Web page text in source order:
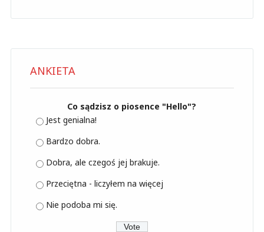
ANKIETA
Co sądzisz o piosence "Hello"?
Jest genialna!
Bardzo dobra.
Dobra, ale czegoś jej brakuje.
Przeciętna - liczyłem na więcej
Nie podoba mi się.